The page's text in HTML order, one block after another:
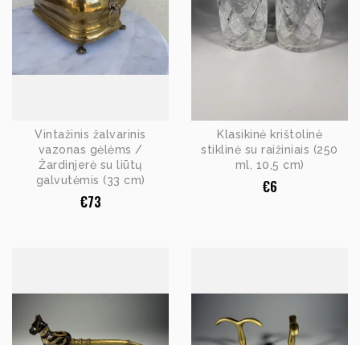
Vintažinis žalvarinis
vazonas gėlėms /
Žardinjerė su liūtų
galvutėmis (33 cm)
€73
Klasikinė krištolinė
stiklinė su raižiniais (250
ml, 10,5 cm)
€6